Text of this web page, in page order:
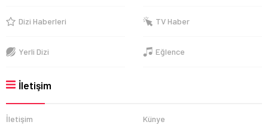
Dizi Haberleri TV Haber
Yerli Dizi Eğlence
İletişim
İletişim Künye